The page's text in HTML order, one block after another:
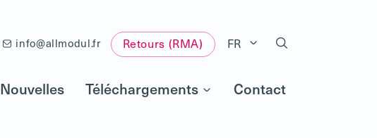
info@allmodul.fr Retours (RMA) FR
Nouvelles Téléchargements Contact